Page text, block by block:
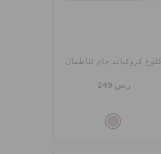
كلوغ كروكباند جام للأطفال
ر.س 249